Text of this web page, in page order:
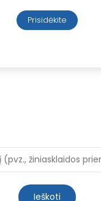
Prisidėkite
Ieškoti